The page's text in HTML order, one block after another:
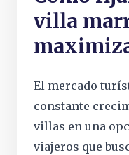
villa
El mercado
constante
villas en una
viajeros que